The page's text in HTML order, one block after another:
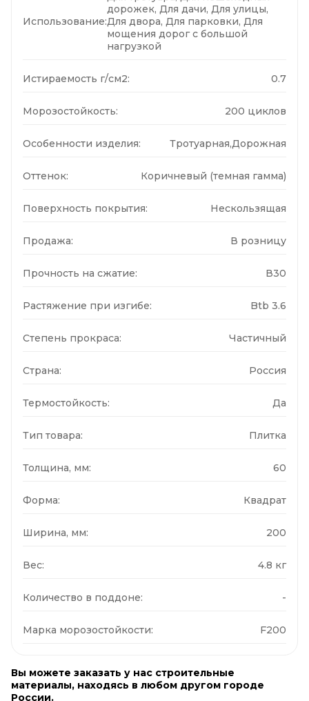
Использование:
дорожек, Для дачи, Для улицы,
Для двора, Для парковки, Для
мощения дорог с большой
нагрузкой
Истираемость г/см2: 0.7
Морозостойкость: 200 циклов
Особенности изделия: Тротуарная,Дорожная
Оттенок: Коричневый (темная гамма)
Поверхность покрытия: Нескользящая
Продажа: В розницу
Прочность на сжатие: В30
Растяжение при изгибе: Btb 3.6
Степень прокраса: Частичный
Страна: Россия
Термостойкость: Да
Тип товара: Плитка
Толщина, мм: 60
Форма: Квадрат
Ширина, мм: 200
Вес: 4.8 кг
Количество в поддоне: -
Марка морозостойкости: F200
Вы можете заказать у нас строительные
материалы, находясь в любом другом городе
России.